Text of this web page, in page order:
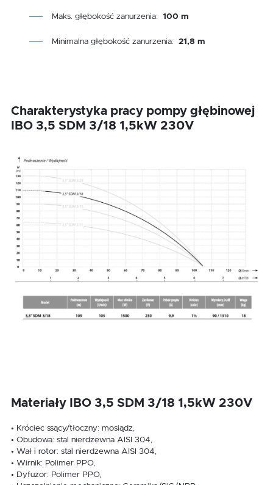
Maks. głębokość zanurzenia: 100 m
Minimalna głębokość zanurzenia: 21,8 m
Charakterystyka pracy pompy głębinowej
IBO 3,5 SDM 3/18 1,5kW 230V
Materiały IBO 3,5 SDM 3/18 1,5kW 230V
• Króciec ssący/tłoczny: mosiądz,
• Obudowa: stal nierdzewna AISI 304,
• Wał i rotor: stal nierdzewna AISI 304,
• Wirnik: Polimer PPO,
• Dyfuzor: Polimer PPO,